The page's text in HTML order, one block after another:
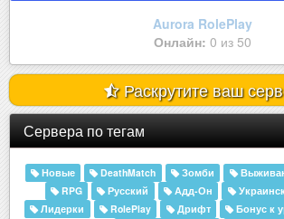
Aurora RolePlay
Онлайн: 0 из 50
Раскрутите ваш
Сервера по тегам
Новые DeathMatch Зомби
RPG
Русский Адд-Он
Лидерки
RolePlay Дрифт Бонус к